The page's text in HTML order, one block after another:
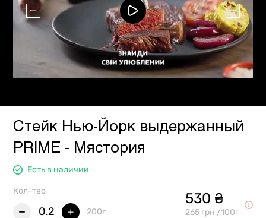
Стейк Нью-Йорк выдержанный
PRIME - Мястория
Есть в наличии
Кол-тво
0.2 200г
530 ₴
265 грн /100г